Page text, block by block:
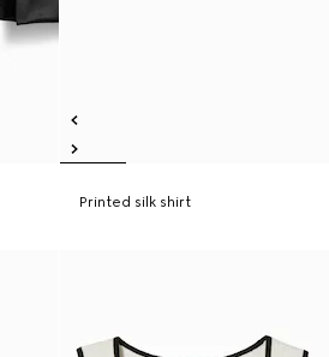
Printed silk shirt